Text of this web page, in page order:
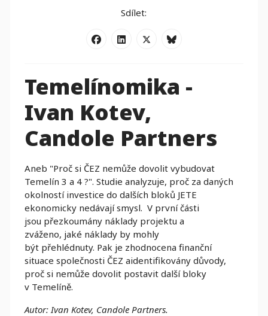
Sdílet:
Temelínomika -
Ivan Kotev,
Candole Partners
Aneb "Proč si ČEZ nemůže dovolit vybudovat
Temelín 3 a 4 ?". Studie analyzuje, proč za daných
okolností investice do dalších bloků JETE
ekonomicky nedávají smysl. V první části
jsou přezkoumány náklady projektu a
zváženo, jaké náklady by mohly
být přehlédnuty. Pak je zhodnocena finanční
situace společnosti ČEZ aidentifikovány důvody,
proč si nemůže dovolit postavit další bloky
v Temelíně.
Autor: Ivan Kotev, Candole Partners.